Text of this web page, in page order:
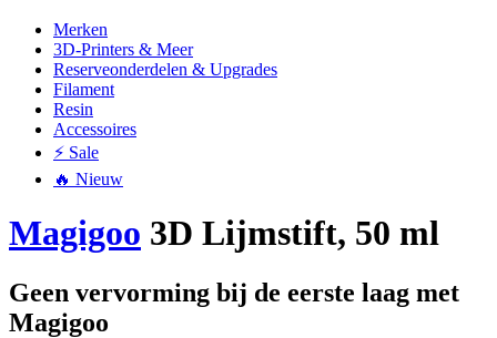
Merken
3D-Printers & Meer
Reserveonderdelen & Upgrades
Filament
Resin
Accessoires
⚡ Sale
🔥 Nieuw
Magigoo 3D Lijmstift, 50 ml
Geen vervorming bij de eerste laag met
Magigoo